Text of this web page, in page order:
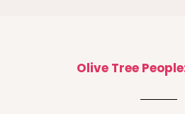
Olive Tree